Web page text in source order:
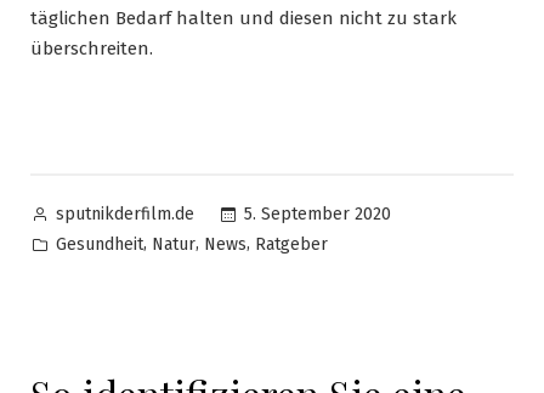
täglichen Bedarf halten und diesen nicht zu stark
überschreiten.
Posted
by
sputnikderfilm.de
5. September 2020
Posted
Gesundheit, Natur, News, Ratgeber